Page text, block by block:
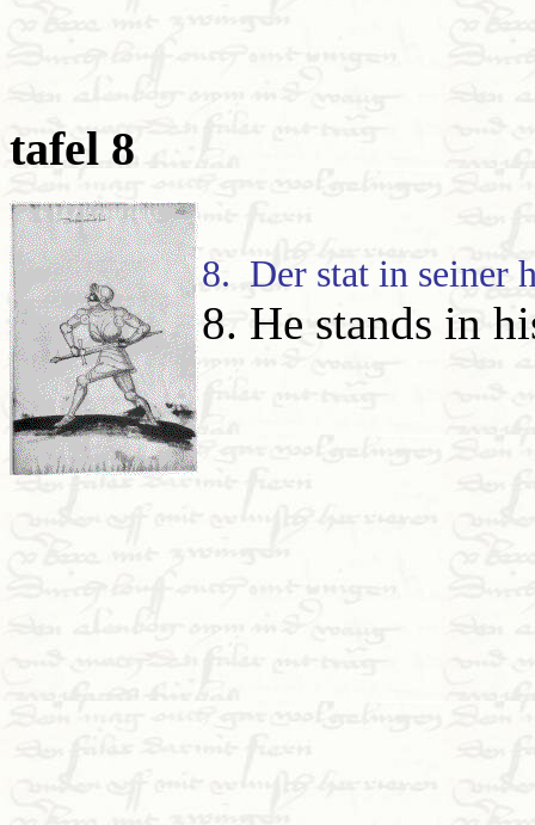
tafel 8
8. Der stat in seiner
8. He stands in